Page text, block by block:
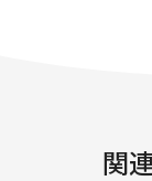
関